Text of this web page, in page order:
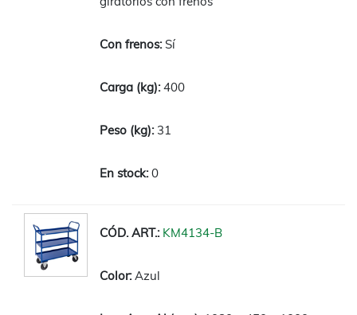
Sí
400
31
0
KM4134-B
Azul